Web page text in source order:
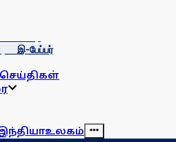
இ-பேப்பர்
உலகம்